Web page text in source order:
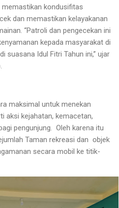
memastikan kondusifitas
dan memastikan kelayakanan
“Patroli dan pengecekan ini
kepada masyarakat di
suasana Idul Fitri Tahun ini,” ujar
maksimal untuk menekan
aksi kejahatan, kemacetan,
pengunjung. Oleh karena itu
Taman rekreasi dan objek
secara mobil ke titik-